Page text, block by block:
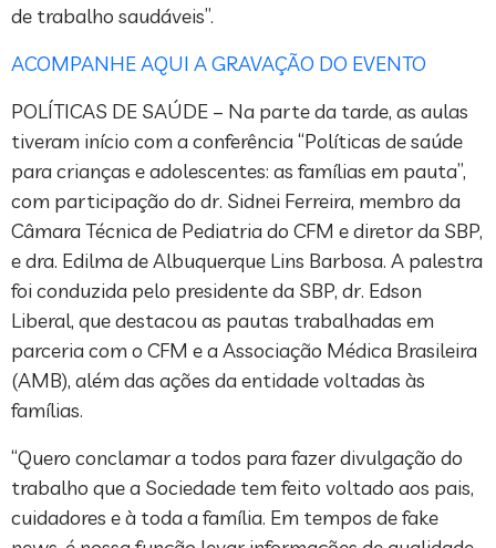
de trabalho saudáveis”.
ACOMPANHE AQUI A GRAVAÇÃO DO EVENTO
POLÍTICAS DE SAÚDE – Na parte da tarde, as aulas
tiveram início com a conferência “Políticas de saúde
para crianças e adolescentes: as famílias em pauta”,
com participação do dr. Sidnei Ferreira, membro da
Câmara Técnica de Pediatria do CFM e diretor da SBP,
e dra. Edilma de Albuquerque Lins Barbosa. A palestra
foi conduzida pelo presidente da SBP, dr. Edson
Liberal, que destacou as pautas trabalhadas em
parceria com o CFM e a Associação Médica Brasileira
(AMB), além das ações da entidade voltadas às
famílias.
“Quero conclamar a todos para fazer divulgação do
trabalho que a Sociedade tem feito voltado aos pais,
cuidadores e à toda a família. Em tempos de fake